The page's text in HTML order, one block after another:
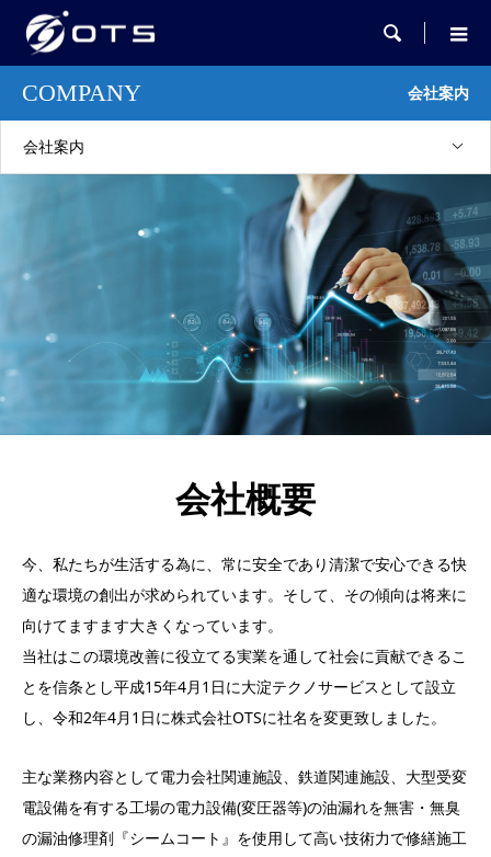

COMPANY 会社案内
会社案内
会社概要
今、私たちが生活する為に、常に安全であり清潔で安心できる快
適な環境の創出が求められています。そして、その傾向は将来に
向けてますます大きくなっています。
当社はこの環境改善に役立てる実業を通して社会に貢献できるこ
とを信条とし平成15年4月1日に大淀テクノサービスとして設立
し、令和2年4月1日に株式会社OTSに社名を変更致しました。
主な業務内容として電力会社関連施設、鉄道関連施設、大型受変
電設備を有する工場の電力設備(変圧器等)の油漏れを無害・無臭
の漏油修理剤『シームコート』を使用して高い技術力で修繕施工